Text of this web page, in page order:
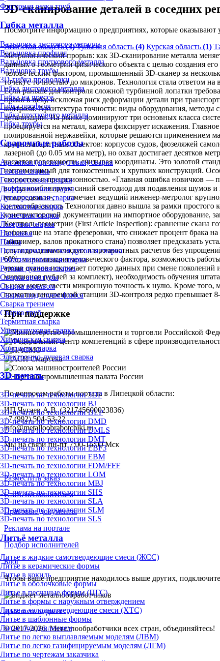
Фигурная резка труб
Гибка металла
Вальцовка листового металла
Вальцовка профиля
Вальцовка пруткового металла
Вальцовка трубы
3D-гибка проволоки
Гибка листового металла
Гибка на прессе
Гибка профиля
Гибка пруткового металла
Гибка трубы
Сварочные работы
Аргонная (аргонодуговая) сварка
Газовая сварка
Газопрессовая сварка
Диффузионная сварка
Дугопрессовая сварка
Контактная сварка
Кузнечная сварка
Лазерная сварка
Наплавка
Пайка
Полуавтоматическая дуговая сварка
Роботизированная сварка
Ручная дуговая сварка
Сварка арматуры
Сварка взрывом
Сварка под слоем флюса
Сварка трением
Сварка труб
Термитная сварка
Ультразвуковая сварка
Химическая сварка
Холодная сварка
Электронно-лучевая сварка
3D-печать
3D-печать по технологии 3DP
3D-печать по технологии BJ
3D-печать по технологии DLP
3D-печать по технологии DMD
3D-печать по технологии DMLS
3D-печать по технологии DMT
3D-печать по технологии EBF3
3D-печать по технологии EBM
3D-печать по технологии FDM/FFF
3D-печать по технологии LOM
3D-печать по технологии MBJ
3D-печать по технологии SHS
3D-печать по технологии SLA
3D-печать по технологии SLM
3D-печать по технологии SLS
Литьё металла
Литье в жидкие самотвердеющие смеси (ЖСС)
Литье в керамические формы
Литье в кокиль
Литье в оболочковые формы
Литье в песчаные формы (ПГС)
Литье в формы с наружным отверждением
Литье в холоднотвердеющие смеси (ХТС)
Литье в шаблонные формы
Литье под давлением
Литье по легко выплавляемым моделям (ЛВМ)
Литье по легко газифицируемым моделям (ЛГМ)
Литье по чертежам заказчика
3D-сканирование деталей в соседних
Посмотрите информацию о предприятиях, которые оказывают
Рязанская область(4) Тульская область (4) Курская область (1)
Метрологический прорыв: как 3D-сканирование металла
данных о геометрии физического объекта с целью создания
человеческим фактором, промышленный 3D-сканер за
точек) с точностью до микронов. Технология стала ответом
Если раньше для контроля сложной турбинной лопатки
прямо в цеху, исключая риск деформации детали при
контроля. Архитектура точности: виды оборудования, методы
детализации. На рынке доминируют три основных класса
проецируется на металл, камера фиксирует искажения.
полированной нержавейки, которые решаются применением
крупногабаритных объектов: корпусов судов, фюзеляжей
лазерной (до 0.05 мм на метр), но охват достигает десятков
касается поверхности, считывая координаты. Это золотой
неприменимый для тонкостенных и хрупких конструкций.
скоростью и прецизионностью. «Главная ошибка новичков —
всегда комбинируем синий светодиод для подавления шумов
микросдвиги», — отмечает ведущий инженер-метролог
целесообразность Технология давно вышла за рамки
конструкторской документации на импортное оборудование,
Контроль геометрии (First Article Inspection): сравнение скана
дефект еще на этапе фрезеровки, что снижает процент брака
(например, валов прокатного стана) позволяет предсказать
для гидродинамических и прочностных расчетов без
60%, минимизация человеческого фактора, возможность
архив сканов исключает потерю данных при смене поколений
миллионов рублей за комплект), необходимость обучения
в цеху могут свести микронную точность к нулю. Кроме
грамотно внедренной станции 3D-контроля редко превышает
При поддержке
По вопросам работы портала в Липецкой области:
ИП Чугаев А.В. (321745600023836)
+7 (992) 504-53-22
info@metalloobrabotchiki.ru
Мы на связи пн-пт 7:00-16:00 Мск
Разместить заказ
Стать исполнителем
Правовые документы
Реклама на портале
Подбор исполнителей
Блог
Чтобы ваше предприятие находилось выше других,
Добавить виджет
© 2017-2026. Металлообработчики всех стран, объединяйтесь!